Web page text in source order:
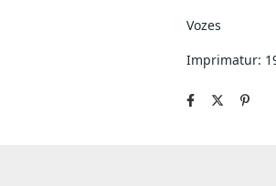
Vozes
Imprimatur: